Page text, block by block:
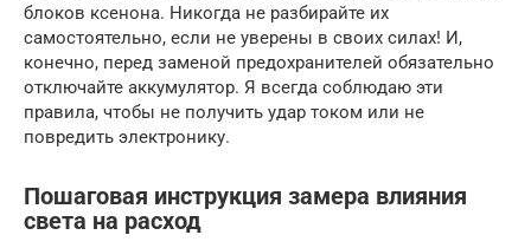
блоков ксенона. Никогда не разбирайте их
самостоятельно, если не уверены в своих силах! И,
конечно, перед заменой предохранителей обязательно
отключайте аккумулятор. Я всегда соблюдаю эти
правила, чтобы не получить удар током или не
повредить электронику.
Пошаговая инструкция замера влияния
света на расход